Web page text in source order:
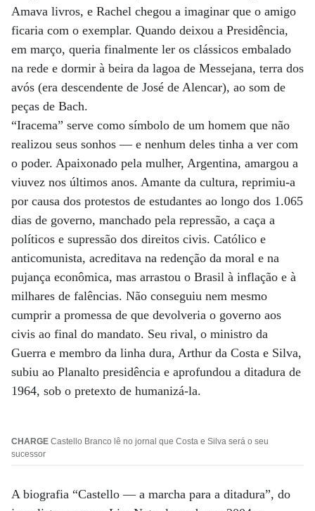
Amava livros, e Rachel chegou a imaginar que o amigo
ficaria com o exemplar. Quando deixou a Presidência,
em março, queria finalmente ler os clássicos embalado
na rede e dormir à beira da lagoa de Messejana, terra dos
avós (era descendente de José de Alencar), ao som de
peças de Bach.
“Iracema” serve como símbolo de um homem que não
realizou seus sonhos — e nenhum deles tinha a ver com
o poder. Apaixonado pela mulher, Argentina, amargou a
viuvez nos últimos anos. Amante da cultura, reprimiu-a
por causa dos protestos de estudantes ao longo dos 1.065
dias de governo, manchado pela repressão, a caça a
políticos e supressão dos direitos civis. Católico e
anticomunista, acreditava na redenção da moral e na
pujança econômica, mas arrastou o Brasil à inflação e à
milhares de falências. Não conseguiu nem mesmo
cumprir a promessa de que devolveria o governo aos
civis ao final do mandato. Seu rival, o ministro da
Guerra e membro da linha dura, Arthur da Costa e Silva,
subiu ao Planalto presidência e aprofundou a ditadura de
1964, sob o pretexto de humanizá-la.
CHARGE Castello Branco lê no jornal que Costa e Silva será o seu
sucessor
A biografia “Castello — a marcha para a ditadura”, do